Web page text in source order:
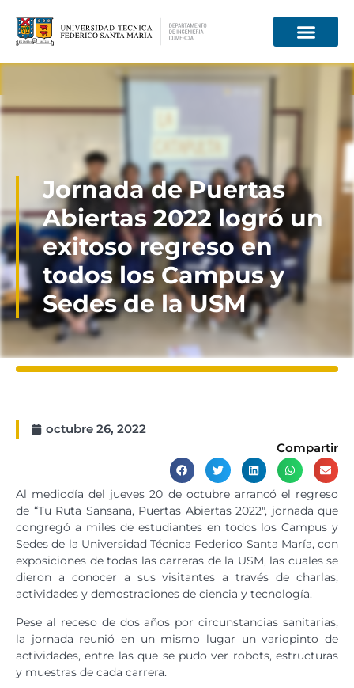
Información para
Jornada de Puertas
Abiertas 2022 logró un
exitoso regreso en
todos los Campus y
Sedes de la USM
octubre 26, 2022
Compartir
Al mediodía del jueves 20 de octubre arrancó el regreso
de “Tu Ruta Sansana, Puertas Abiertas 2022″, jornada que
congregó a miles de estudiantes en todos los Campus y
Sedes de la Universidad Técnica Federico Santa María, con
exposiciones de todas las carreras de la USM, las cuales se
dieron a conocer a sus visitantes a través de charlas,
actividades y demostraciones de ciencia y tecnología.
Pese al receso de dos años por circunstancias sanitarias,
la jornada reunió en un mismo lugar un variopinto de
actividades, entre las que se pudo ver robots, estructuras
y muestras de cada carrera.